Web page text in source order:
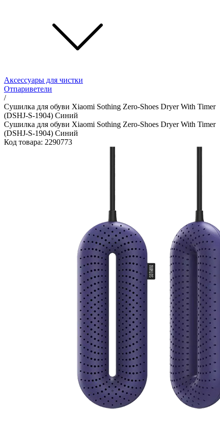
Аксессуары для чистки
Отпариветели
/
Сушилка для обуви Xiaomi Sothing Zero-Shoes Dryer With Timer
(DSHJ-S-1904) Синий
Сушилка для обуви Xiaomi Sothing Zero-Shoes Dryer With Timer
(DSHJ-S-1904) Синий
Код товара: 2290773